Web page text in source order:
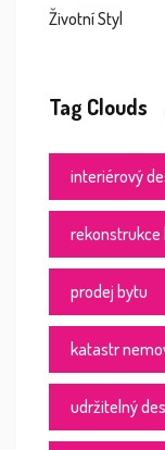
Životní Styl
Tag Clouds
interiérový
rekonstrukce
prodej bytu
katastr
udržitelný